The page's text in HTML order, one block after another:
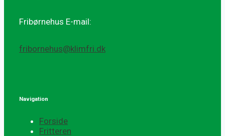
Fribørnehus E-mail:
fribornehus@klimfri.dk
Navigation
Forside
Fritteren